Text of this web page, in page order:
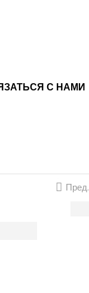
С НАМИ
Пред.